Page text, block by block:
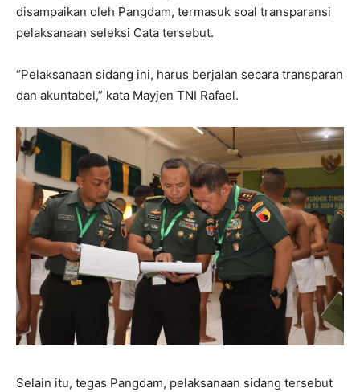
disampaikan oleh Pangdam, termasuk soal transparansi
pelaksanaan seleksi Cata tersebut.
“Pelaksanaan sidang ini, harus berjalan secara transparan
dan akuntabel,” kata Mayjen TNI Rafael.
Selain itu, tegas Pangdam, pelaksanaan sidang tersebut